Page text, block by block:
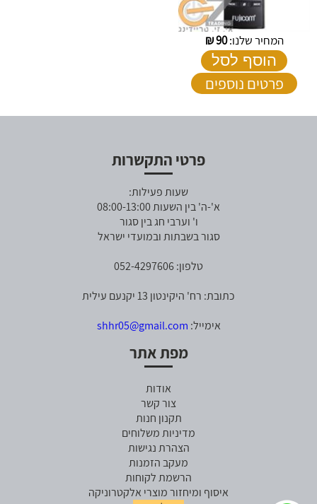
המחיר שלנו:90
₪
הוסף לסל
פרטים נוספים
פרטי התקשרות
שעות פעילות:
א'-ה' בין השעות 08:00-13:00
ו' וערבי חג בין סגור
סגור בשבתות ובמועדי ישראל
טלפון: 052-4297606
כתובת: רח' היקינטון 13 יקנעם עילית
אימייל: shhr05@gmail.com
מפת אתר
אודות
צור קשר
תקנון חנות
מדיניות משלוחים
הצהרת נגישות
מעקב הזמנות
הרשמת לקוחות
איסוף ומיחזור מוצרי אלקטרוניקה